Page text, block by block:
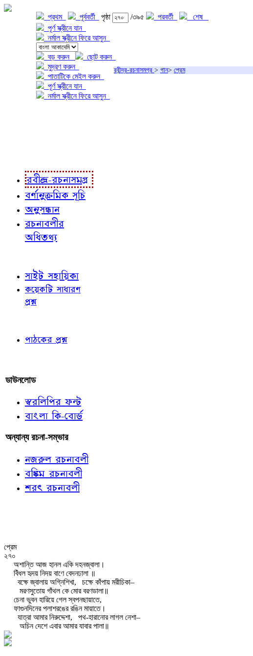
প্রথম পূর্ববর্তী পৃষ্ঠা /৩৯৫ পরবর্তী
শেষ
পূর্ণ স্ক্রীনে যান
নর্মাল স্ক্রীনে ফিরে আসুন
বড় করুন
ছোট করুন
মুদ্রণ করুন
পাতাটিকে মেইল করুন
পূর্ণ স্ক্রীনে যান
নর্মাল স্ক্রীনে ফিরে আসুন
রবীন্দ্র-রচনাসমগ্র > গান> প্রেম
রবীন্দ্র-রচনাসমগ্র
বর্ণানুক্রমিক সূচি
অনুসন্ধান
রচনাবলীর
অধিতথ্য
সাইট সহায়িকা
কয়েকটি সাধারণ
প্রশ্ন
পাঠকের প্রশ্ন
ডাউনলোড
স্বরলিপির ফন্ট
বাংলা কি-বোর্ড
অন্যান্য রচনা-সম্ভার
নজরুল রচনাবলী
বঙ্কিম রচনাবলী
শরৎ রচনাবলী
প্রেম
২৭০
অশান্তি আজ হানল একি দহনজ্বালা।
বিঁধল হৃদয় নিদয় বাণে বেদনঢালা ॥
বক্ষে জ্বালায় অগ্নিশিখা,
চক্ষে কাঁপায় মরীচিকা–
মরণসুতোয় গাঁথল কে মোর বরণডালা॥
চেনা ভুবন হারিয়ে গেল স্বপনছায়াতে,
ফাগুনদিনের পলাশরঙের রঙিন মায়াতে।
যাত্রা আমার নিরুদ্দেশা,
পথ-হারানোর লাগল নেশা–
অচিন দেশে এবার আমার যাবার পালা॥